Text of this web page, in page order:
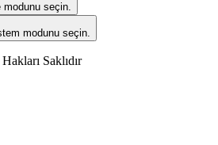
modunu seçin.
modunu seçin.
Saklıdır